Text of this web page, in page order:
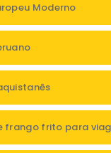
Moderno
frango frito para